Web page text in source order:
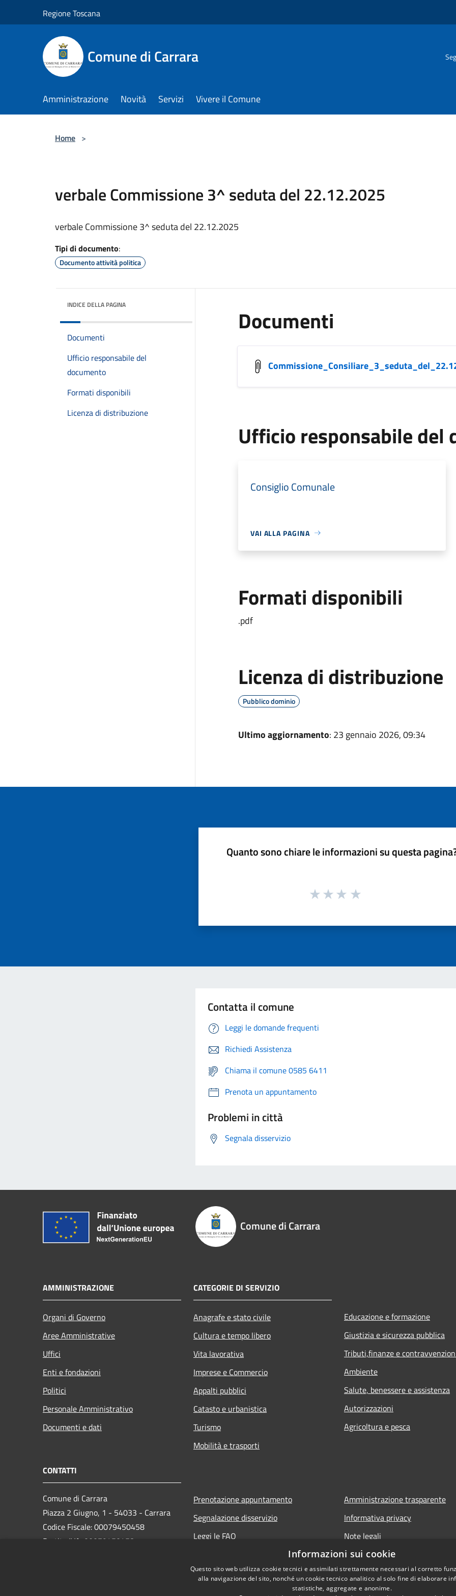
Regione Toscana
Comune di Carrara
Amministrazione Novità Servizi Vivere il Comune
Home >
verbale Commissione 3^ seduta del 22.12.2025
verbale Commissione 3^ seduta del 22.12.2025
Tipi di documento:
Documento attività politica
INDICE DELLA PAGINA
Documenti
Ufficio responsabile del
documento
Formati disponibili
Licenza di distribuzione
Documenti
Ufficio responsabile del
Consiglio Comunale
VAI ALLA PAGINA
Formati disponibili
.pdf
Licenza di distribuzione
Pubblico dominio
Ultimo aggiornamento: 23 gennaio 2026, 09:34
Quanto sono chiare le informazioni su questa
Contatta il comune
Leggi le domande frequenti
Richiedi Assistenza
Chiama il comune 0585 6411
Prenota un appuntamento
Problemi in città
Segnala disservizio
Comune di Carrara
AMMINISTRAZIONE
Organi di Governo
Aree Amministrative
Uffici
Enti e fondazioni
Politici
Personale Amministrativo
Documenti e dati
CATEGORIE DI SERVIZIO
Anagrafe e stato civile
Cultura e tempo libero
Vita lavorativa
Imprese e Commercio
Appalti pubblici
Catasto e urbanistica
Turismo
Mobilità e trasporti
Educazione e formazione
Giustizia e sicurezza pubblica
Tributi,finanze e
Ambiente
Salute, benessere e assistenza
Autorizzazioni
Agricoltura e pesca
CONTATTI
Comune di Carrara
Piazza 2 Giugno, 1 - 54033 - Carrara
Codice Fiscale: 00079450458
Partita IVA: 00079450458
Prenotazione appuntamento
Segnalazione disservizio
Leggi le FAQ
Amministrazione trasparente
Informativa privacy
Note legali
Dichiarazione di accessibilità
Informazioni sui cookie
Questo sito web utilizza cookie tecnici e assimilati strettamente necessari al corretto
alla navigazione del sito, nonché un cookie tecnico analitico al solo fine di elaborare
statistiche, aggregate e anonime.